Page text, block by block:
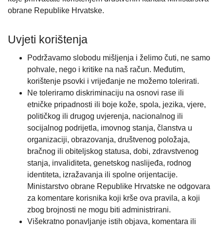
obrane Republike Hrvatske.
Uvjeti korištenja
Podržavamo slobodu mišljenja i želimo čuti, ne samo
pohvale, nego i kritike na naš račun. Međutim,
korištenje psovki i vrijeđanje ne možemo tolerirati.
Ne toleriramo diskriminaciju na osnovi rase ili
etničke pripadnosti ili boje kože, spola, jezika, vjere,
političkog ili drugog uvjerenja, nacionalnog ili
socijalnog podrijetla, imovnog stanja, članstva u
organizaciji, obrazovanja, društvenog položaja,
bračnog ili obiteljskog statusa, dobi, zdravstvenog
stanja, invaliditeta, genetskog naslijeđa, rodnog
identiteta, izražavanja ili spolne orijentacije.
Ministarstvo obrane Republike Hrvatske ne odgovara
za komentare korisnika koji krše ova pravila, a koji
zbog brojnosti ne mogu biti administrirani.
Višekratno ponavljanje istih objava, komentara ili